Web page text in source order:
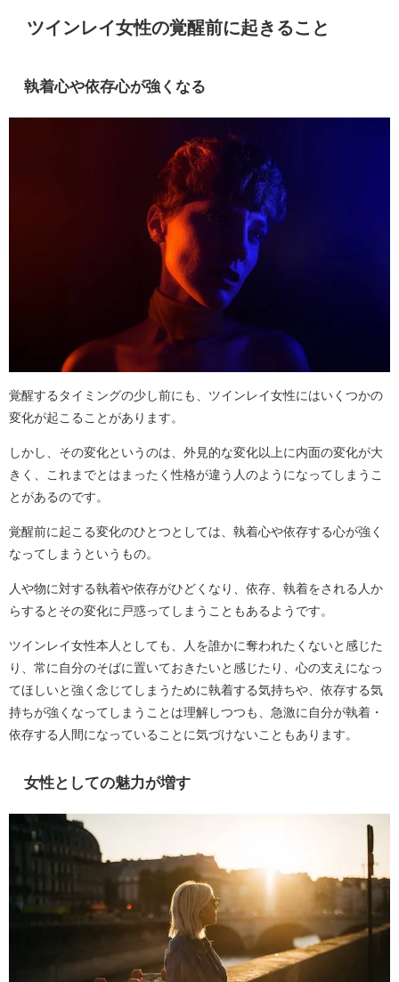
ツインレイ女性の覚醒前に起きること
執着心や依存心が強くなる
覚醒するタイミングの少し前にも、ツインレイ女性にはいくつかの
変化が起こることがあります。
しかし、その変化というのは、外見的な変化以上に内面の変化が大
きく、これまでとはまったく性格が違う人のようになってしまうこ
とがあるのです。
覚醒前に起こる変化のひとつとしては、執着心や依存する心が強く
なってしまうというもの。
人や物に対する執着や依存がひどくなり、依存、執着をされる人か
らするとその変化に戸惑ってしまうこともあるようです。
ツインレイ女性本人としても、人を誰かに奪われたくないと感じた
り、常に自分のそばに置いておきたいと感じたり、心の支えになっ
てほしいと強く念じてしまうために執着する気持ちや、依存する気
持ちが強くなってしまうことは理解しつつも、急激に自分が執着・
依存する人間になっていることに気づけないこともあります。
女性としての魅力が増す